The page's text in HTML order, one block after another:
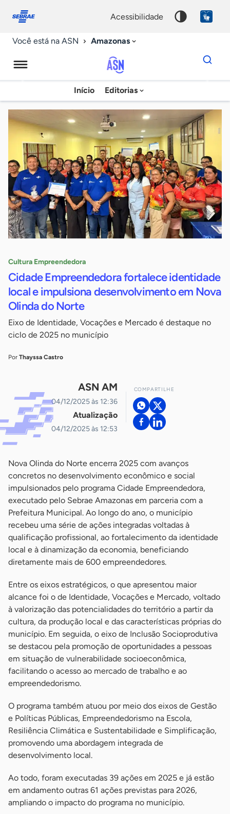
conosco
acessibilidade
Você está na ASN Amazonas
Agência
Sebrae
de
Notícias
Início Editorias
Dados
para
chave
Cultura Empreendedora
Cidade Empreendedora fortalece identidade
local e impulsiona desenvolvimento em Nova
Olinda do Norte
Eixo de Identidade, Vocações e Mercado é destaque no
ciclo de 2025 no município
Por Thayssa Castro
ASN AM
04/12/2025 às 12:36
Atualização
04/12/2025 às 12:53
COMPARTILHE
Nova Olinda do Norte encerra 2025 com avanços
concretos no desenvolvimento econômico e social
impulsionados pelo programa Cidade Empreendedora,
executado pelo Sebrae Amazonas em parceria com a
Prefeitura Municipal. Ao longo do ano, o município
recebeu uma série de ações integradas voltadas à
qualificação profissional, ao fortalecimento da identidade
local e à dinamização da economia, beneficiando
diretamente mais de 600 empreendedores.
Entre os eixos estratégicos, o que apresentou maior
alcance foi o de Identidade, Vocações e Mercado, voltado
à valorização das potencialidades do território a partir da
cultura, da produção local e das características próprias do
município. Em seguida, o eixo de Inclusão Socioprodutiva
se destacou pela promoção de oportunidades a pessoas
em situação de vulnerabilidade socioeconômica,
facilitando o acesso ao mercado de trabalho e ao
empreendedorismo.
O programa também atuou por meio dos eixos de Gestão
e Políticas Públicas, Empreendedorismo na Escola,
Resiliência Climática e Sustentabilidade e Simplificação,
promovendo uma abordagem integrada de
desenvolvimento local.
Ao todo, foram executadas 39 ações em 2025 e já estão
em andamento outras 61 ações previstas para 2026,
ampliando o impacto do programa no município.